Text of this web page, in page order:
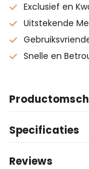
Exclusief en
Uitstekende
Snelle en
Specificaties
Reviews